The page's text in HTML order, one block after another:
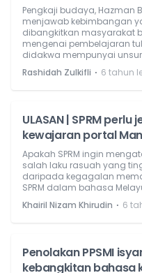
Pengkaji budaya, Hazman
menjawab kebimbangan
dibangkitkan masyarakat
mengenai pembelajaran
didakwa mempunyai
Rashidah Zulkifli ⋅ 6 tahun
ULASAN | SPRM perlu
kewajaran portal
Apakah SPRM ingin
salah laku rasuah yang
daripada kegagalan
SPRM dalam bahasa
Khairil Nizam Khirudin ⋅ 6
Penolakan PPSMI
kebangkitan bahasa